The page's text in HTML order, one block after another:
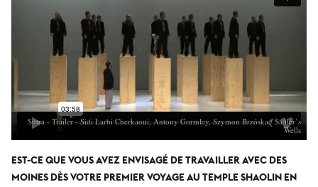
Sutra - Trailer - Sidi Larbi Cherkaoui, Antony Gormley, Szymon Brzóska / Sadler’s
Wells
EST-CE QUE VOUS AVEZ ENVISAGÉ DE TRAVAILLER AVEC DES
MOINES DÈS VOTRE PREMIER VOYAGE AU TEMPLE SHAOLIN EN